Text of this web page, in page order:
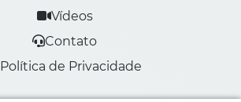
Vídeos
Contato
Política de Privacidade